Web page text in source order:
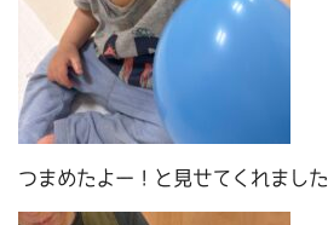
つまめたよー！と見せてくれました